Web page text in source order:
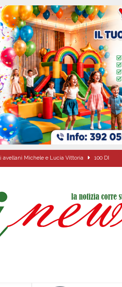
avellani Michele e Lucia Vittoria 100 DI
“DOCUMENTI CARENTI,
Cinema Campania e Valeria Nettuno Miss